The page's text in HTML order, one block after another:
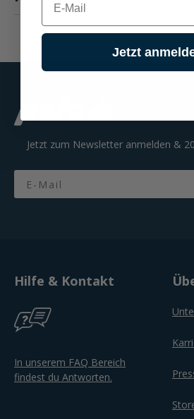
Jetzt zum Newsletter anmelden &
Email
Hilfe & Kontakt
In unserem FAQ Bereich
findest du Antworten.
Jetzt